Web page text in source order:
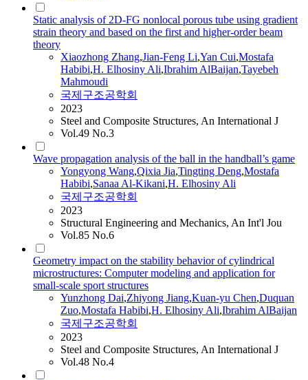
Static analysis of 2D-FG nonlocal porous tube using gradient
strain theory and based on the first and higher-order beam
theory
Xiaozhong Zhang,Jian-Feng Li,Yan Cui,Mostafa
Habibi,H. Elhosiny Ali,Ibrahim AlBaijan,Tayebeh
Mahmoudi
국제구조공학회
2023
Steel and Composite Structures, An International J
Vol.49 No.3
Wave propagation analysis of the ball in the handball’s game
Yongyong Wang,Qixia Jia,Tingting Deng,Mostafa
Habibi,Sanaa Al-Kikani,H. Elhosiny Ali
국제구조공학회
2023
Structural Engineering and Mechanics, An Int'l Jou
Vol.85 No.6
Geometry impact on the stability behavior of cylindrical
microstructures: Computer modeling and application for
small-scale sport structures
Yunzhong Dai,Zhiyong Jiang,Kuan-yu Chen,Duquan
Zuo,Mostafa Habibi,H. Elhosiny Ali,Ibrahim AlBaijan
국제구조공학회
2023
Steel and Composite Structures, An International J
Vol.48 No.4